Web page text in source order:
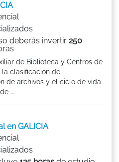
deberás invertir 250
de Biblioteca y Centros de
la clasificación de
de archivos y el ciclo de vida
...
en GALICIA